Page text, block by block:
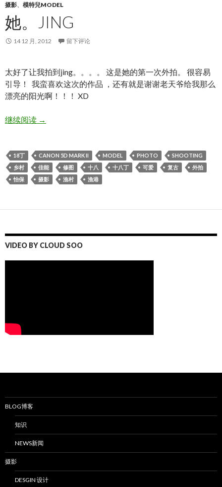
摄影、 模特兒MODEL
她。JING
14 12 月, 2012 留下评论
太好了让我拍到jing。。。。 这是她的第一次外拍。 很容易
引导！ 我蛮喜欢这次的作品 ，还有就是谢谢老天爷给我那么
漂亮的阳光啊！！！ XD
继续阅读她。JING
→
18丁 CANON 5D MARK II MODEL PHOTO
SHOOTING
乡村
佳能 修图 十八 十八丁 可爱 复古
外拍
怡保
摄影 渔村 渔港
VIDEO BY CLOUD SOO
BLOG博客
知识
NEWS新闻
摄影
DESGIN 设计